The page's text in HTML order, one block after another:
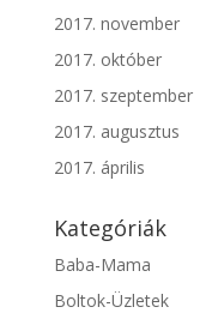
2017. november
2017. október
2017. szeptember
2017. augusztus
2017. április
Kategóriák
Baba-Mama
Boltok-Üzletek